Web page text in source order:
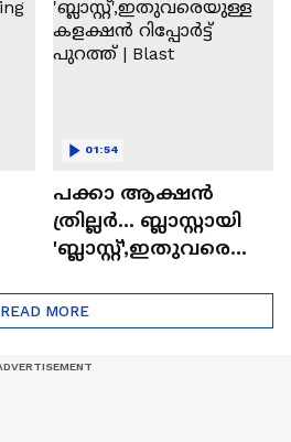
പക്കാ ആക്ഷൻ
ത്രില്ലർ... ബ്ലാസ്റ്റായി
'ബ്ലാസ്റ്റ്',ഇതുവരെയു
റിപ്പോർട്ട് പുറത്ത് |
Blast
01:54
READ MORE